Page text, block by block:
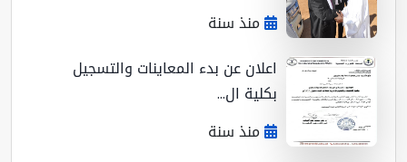
منذ سنة
اعلان عن بدء المعاينات والتسجيل
بكلية ال...
منذ سنة